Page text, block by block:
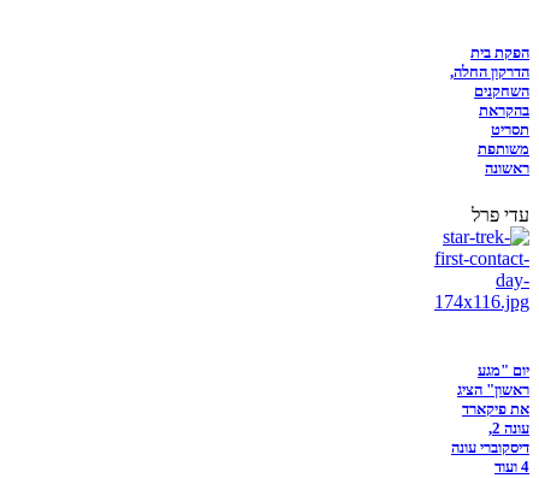
הפקת בית
הדרקון החלה,
השחקנים
בהקראת
תסריט
משותפת
ראשונה
עדי פרל
יום "מגע
ראשון" הציג
את פיקארד
עונה 2,
דיסקוברי עונה
4 ועוד